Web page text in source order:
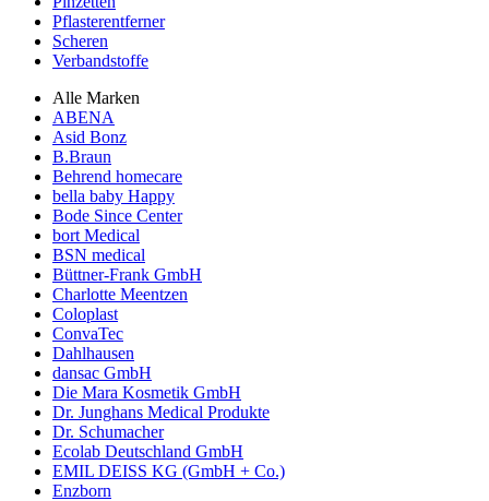
Pflasterentferner
Scheren
Verbandstoffe
Alle Marken
ABENA
Asid Bonz
B.Braun
Behrend homecare
bella baby Happy
Bode Since Center
bort Medical
BSN medical
Büttner-Frank GmbH
Charlotte Meentzen
Coloplast
ConvaTec
Dahlhausen
dansac GmbH
Die Mara Kosmetik GmbH
Dr. Junghans Medical Produkte
Dr. Schumacher
Ecolab Deutschland GmbH
EMIL DEISS KG (GmbH + Co.)
Enzborn